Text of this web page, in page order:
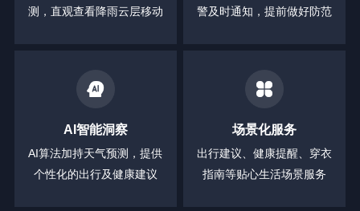
测，直观查看降雨云层移动
警及时通知，提前做好防范
AI智能洞察
AI算法加持天气预测，提供
个性化的出行及健康建议
场景化服务
出行建议、健康提醒、穿衣
指南等贴心生活场景服务